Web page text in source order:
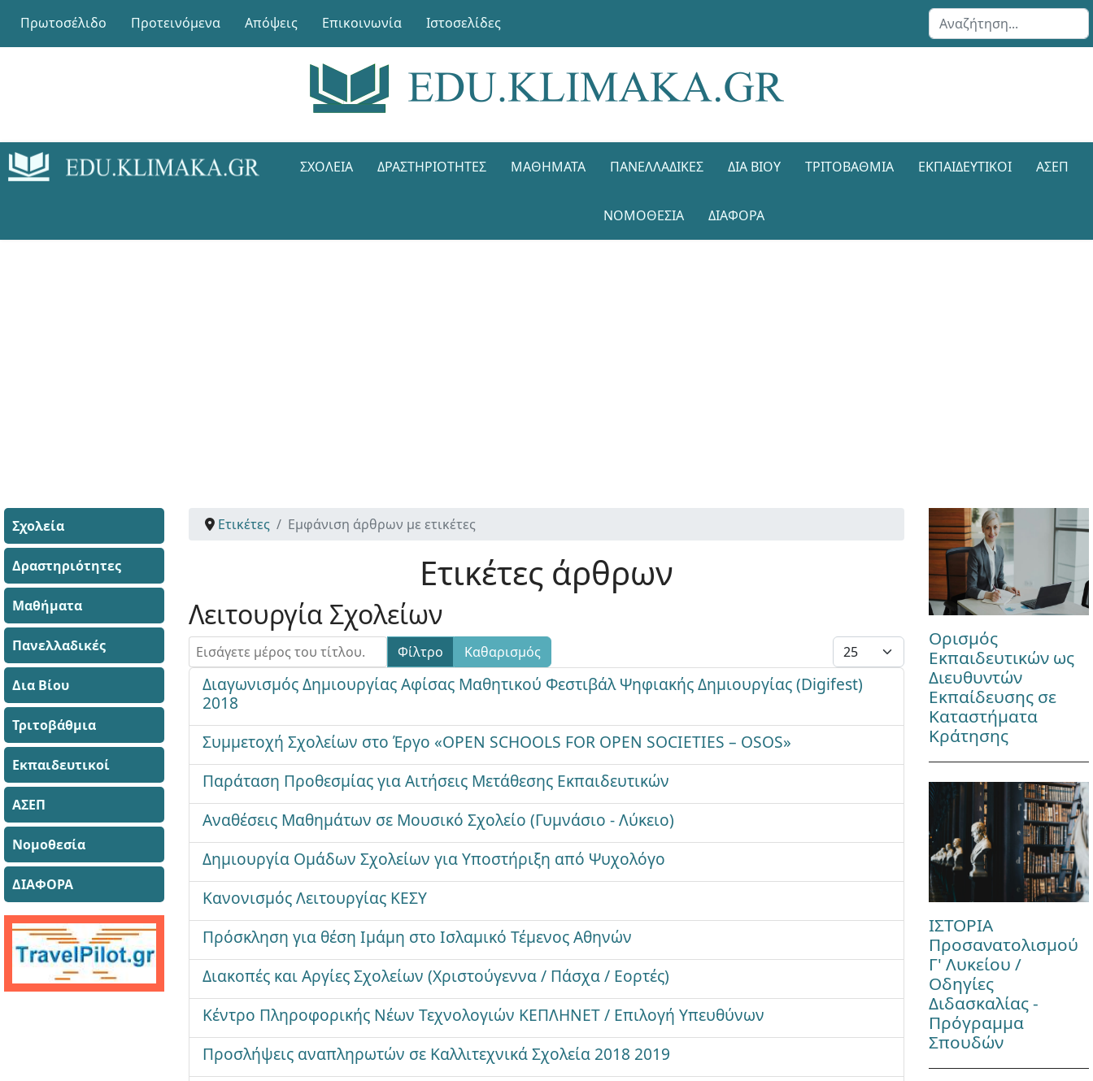
Πρωτοσέλιδο Προτεινόμενα Απόψεις Επικοινωνία Ιστοσελίδες Αναζήτηση...
ΣΧΟΛΕΊΑ ΔΡΑΣΤΗΡΙΌΤΗΤΕΣ ΜΑΘΉΜΑΤΑ ΠΑΝΕΛΛΑΔΙΚΈΣ ΔΙΑ ΒΊΟΥ ΤΡΙΤΟΒΆΘΜΙΑ ΕΚΠΑΙΔΕΥΤΙΚΟΊ ΑΣΕΠ
ΝΟΜΟΘΕΣΊΑ ΔΙΑΦΟΡΑ
Σχολεία
Δραστηριότητες
Μαθήματα
Πανελλαδικές
Δια Βίου
Τριτοβάθμια
Εκπαιδευτικοί
ΑΣΕΠ
Νομοθεσία
ΔΙΑΦΟΡΑ
Ετικέτες Εμφάνιση άρθρων με ετικέτες
Ετικέτες άρθρων
Λειτουργία Σχολείων
Εισάγετε μέρος του τίτλου. Φίλτρο Καθαρισμός Εμφάνιση #
Διαγωνισμός Δημιουργίας Αφίσας Μαθητικού Φεστιβάλ Ψηφιακής Δημιουργίας (Digifest)
2018
Συμμετοχή Σχολείων στο Έργο «ΟPEN SCHOOLS FOR OPEN SOCIETIES – ΟSOS»
Παράταση Προθεσμίας για Αιτήσεις Μετάθεσης Εκπαιδευτικών
Αναθέσεις Μαθημάτων σε Μουσικό Σχολείο (Γυμνάσιο - Λύκειο)
Δημιουργία Ομάδων Σχολείων για Υποστήριξη από Ψυχολόγο
Κανονισμός Λειτουργίας ΚΕΣΥ
Πρόσκληση για θέση Ιμάμη στο Ισλαμικό Τέμενος Αθηνών
Διακοπές και Αργίες Σχολείων (Χριστούγεννα / Πάσχα / Εορτές)
Κέντρο Πληροφορικής Νέων Τεχνολογιών ΚΕΠΛΗΝΕΤ / Επιλογή Υπευθύνων
Προσλήψεις αναπληρωτών σε Καλλιτεχνικά Σχολεία 2018 2019
Ορισμός
Εκπαιδευτικών ως
Διευθυντών
Εκπαίδευσης σε
Καταστήματα
Κράτησης
ΙΣΤΟΡΙΑ
Προσανατολισμού
Γ' Λυκείου /
Οδηγίες
Διδασκαλίας -
Πρόγραμμα
Σπουδών